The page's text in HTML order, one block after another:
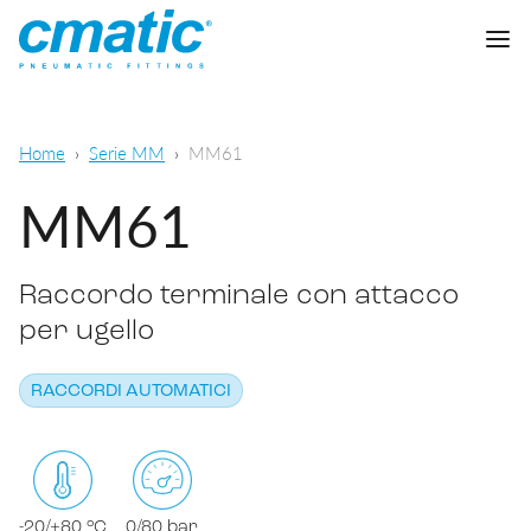
Raccordi automatici
Raccordi a calzamento
Raccordi standard
Pneumatica generale
Alimentare e chimico-farmaceutico
Lubrificazione
Cmatic Lab
Qualità
Rete Vendita
SCARICA CATALOGO
Home Serie MM MM61
MM61
Raccordo terminale con attacco
per ugello
RACCORDI AUTOMATICI